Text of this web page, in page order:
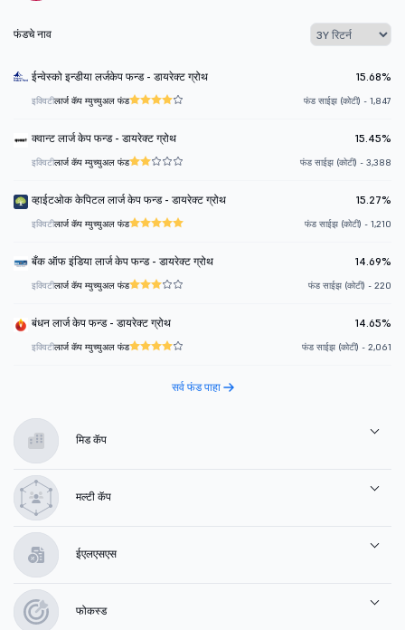
फंडचे नाव
ईन्वेस्को इन्डीया लर्जकेप फन्ड - डायरेक्ट ग्रोथ 15.68%
इक्विटीलार्ज कॅप म्युच्युअल फंड फंड साईझ (कोटी) - 1,847
क्वान्ट लार्ज केप फन्ड - डायरेक्ट ग्रोथ 15.45%
इक्विटीलार्ज कॅप म्युच्युअल फंड फंड साईझ (कोटी) - 3,388
व्हाईटओक केपिटल लार्ज केप फन्ड - डायरेक्ट ग्रोथ 15.27%
इक्विटीलार्ज कॅप म्युच्युअल फंड फंड साईझ (कोटी) - 1,210
बँक ऑफ इंडिया लार्ज केप फन्ड - डायरेक्ट ग्रोथ 14.69%
इक्विटीलार्ज कॅप म्युच्युअल फंड फंड साईझ (कोटी) - 220
बंधन लार्ज केप फन्ड - डायरेक्ट ग्रोथ 14.65%
इक्विटीलार्ज कॅप म्युच्युअल फंड फंड साईझ (कोटी) - 2,061
सर्व फंड पाहा
मिड कॅप
मल्टी कॅप
ईएलएसएस
फोकस्ड